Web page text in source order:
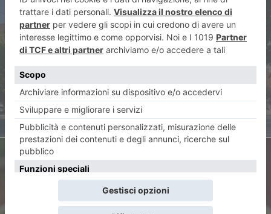
Assolta per legittima difesa
dall’accusa di avere ucciso il
padre